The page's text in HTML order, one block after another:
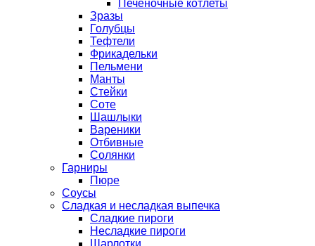
Печеночные котлеты
Зразы
Голубцы
Тефтели
Фрикадельки
Пельмени
Манты
Стейки
Соте
Шашлыки
Вареники
Отбивные
Солянки
Гарниры
Пюре
Соусы
Сладкая и несладкая выпечка
Сладкие пироги
Несладкие пироги
Шарлотки